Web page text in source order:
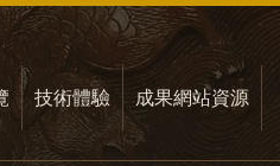
技術體驗 成果網站資源